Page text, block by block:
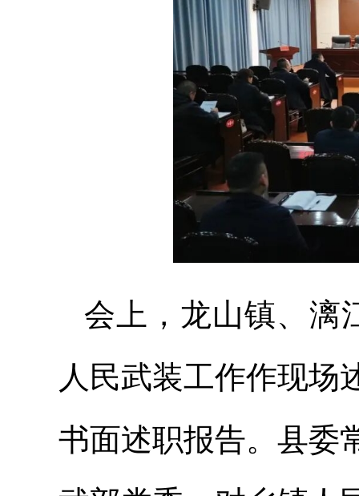
会上，龙山镇、漓
人民武装工作作现场
书面述职报告。县委